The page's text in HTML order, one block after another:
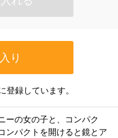
り
登録しています。
ーの女の子と、コンパク
ンパクトを開けると鏡とア